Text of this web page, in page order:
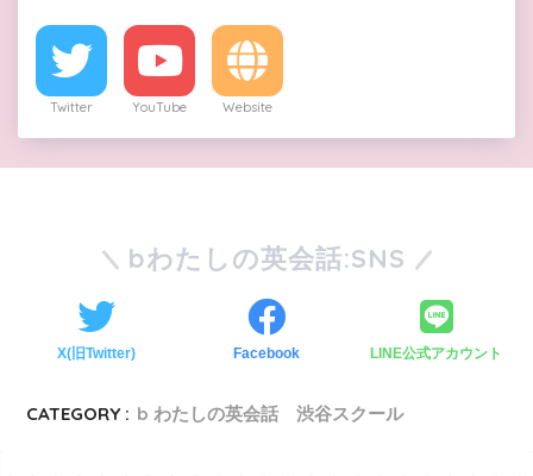
Twitter YouTube Website
bわたしの英会話:SNS
X(旧Twitter) Facebook LINE公式アカウント
CATEGORY : b わたしの英会話 渋谷スクール